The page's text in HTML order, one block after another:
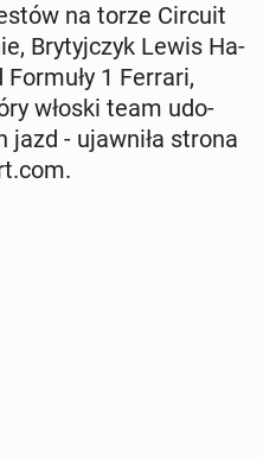
na torze Circuit
Bry­tyj­czyk Lewis Ha­
1 Ferrari,
włoski team udo­
jazd - ujaw­ni­ła strona